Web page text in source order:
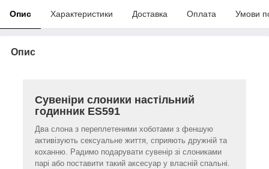
Опис Характеристики Доставка Оплата Умови
Опис
Сувеніри слоники настільний
годинник ES591
Два слона з переплетеними хоботами з феншую
активізують сексуальне життя, сприяють дружній та
коханню. Радимо подарувати сувенір зі слониками
парі або поставити такий аксесуар у власній спальні.